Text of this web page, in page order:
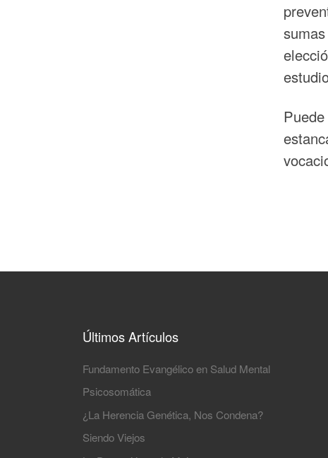
Últimos Artículos
Fundamento Evangélico en Salud Mental
Psicosomática
¿La Herencia Genética, Nos Condena?
Siendo Viejos